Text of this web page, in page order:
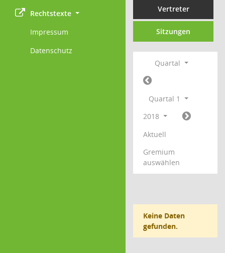
Rechtstexte
Impressum
Datenschutz
Vertreter
Sitzungen
Quartal
Quartal 1
2018
Aktuell
Gremium
auswählen
Keine Daten
gefunden.